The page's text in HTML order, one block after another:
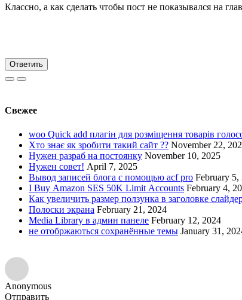
Классно, а как сделать чтобы пост не показывался на
Ответить
Свежее
woo Quick add плагін для розміщення товарів
Хто знає як зробити такий сайт ?? November 22,
Нужен разраб на постоянку November 10, 2025
Нужен совет! April 7, 2025
Вывод записей блога с помощью acf pro February 5,
I Buy Amazon SES 50K Limit Accounts February 4,
Как увеличить размер ползунка в заголовке
Полоски экрана February 21, 2024
Media Library в админ панеле February 12, 2024
не отобржаються сохранённые темы January 31,
Anonymous
Отправить